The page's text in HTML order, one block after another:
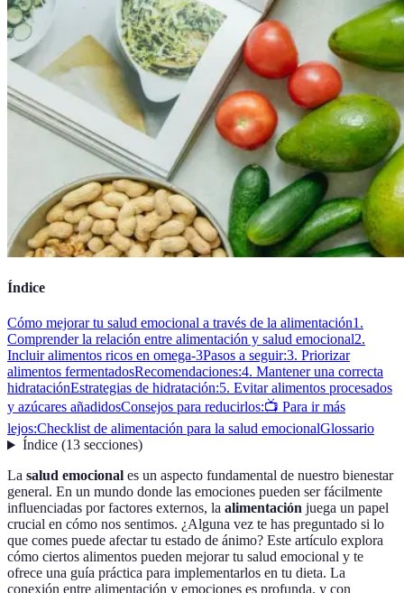
Índice
Cómo mejorar tu salud emocional a través de la alimentación1.
Comprender la relación entre alimentación y salud emocional2.
Incluir alimentos ricos en omega-3Pasos a seguir:3. Priorizar
alimentos fermentadosRecomendaciones:4. Mantener una correcta
hidrataciónEstrategias de hidratación:5. Evitar alimentos procesados
y azúcares añadidosConsejos para reducirlos:📺 Para ir más
lejos:Checklist de alimentación para la salud emocionalGlossario
Índice(13 secciones)
La salud emocional es un aspecto fundamental de nuestro bienestar
general. En un mundo donde las emociones pueden ser fácilmente
influenciadas por factores externos, la alimentación juega un papel
crucial en cómo nos sentimos. ¿Alguna vez te has preguntado si lo
que comes puede afectar tu estado de ánimo? Este artículo explora
cómo ciertos alimentos pueden mejorar tu salud emocional y te
ofrece una guía práctica para implementarlos en tu dieta. La
conexión entre alimentación y emociones es profunda, y con